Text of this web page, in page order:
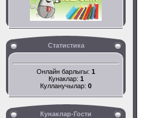
Статистика
Онлайн барлыгы: 1
Кунаклар: 1
Кулланучылар: 0
Кунаклар-Гости